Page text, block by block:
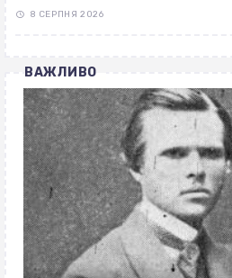
8 СЕРПНЯ 2026
ВАЖЛИВО